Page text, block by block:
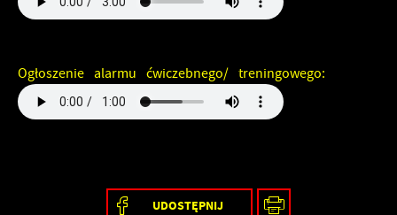
Ogłoszenie alarmu ćwiczebnego/ treningowego:
UDOSTĘPNIJ